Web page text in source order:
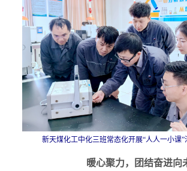
新天煤化工中化三班常态化开展“人人一小课
暖心聚力，团结奋进向